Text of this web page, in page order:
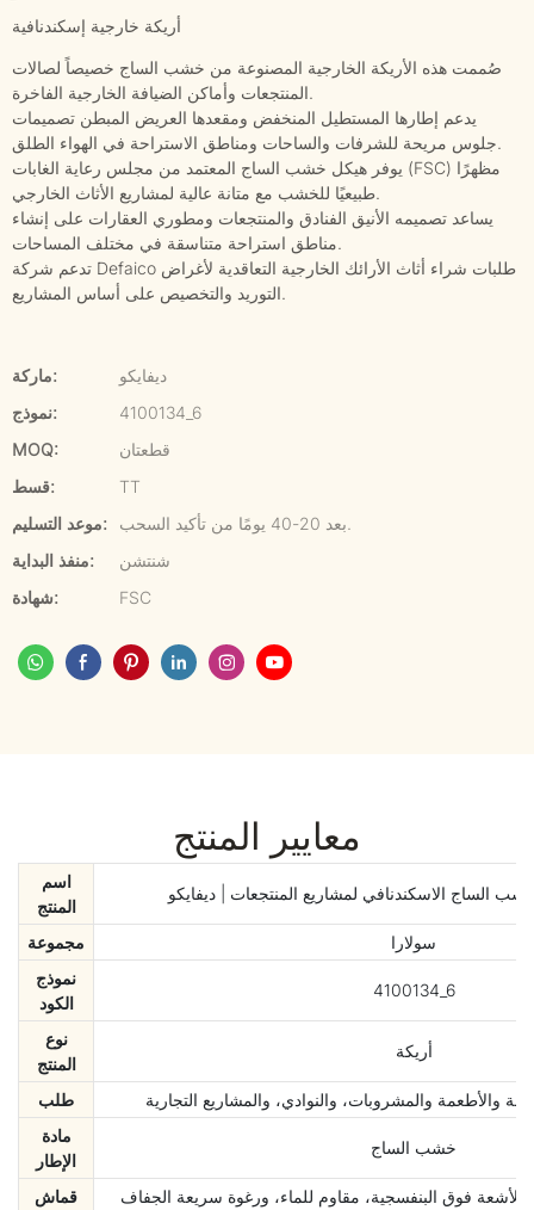
أريكة خارجية إسكندنافية
صُممت هذه الأريكة الخارجية المصنوعة من خشب الساج خصيصاً لصالات
المنتجعات وأماكن الضيافة الخارجية الفاخرة.
يدعم إطارها المستطيل المنخفض ومقعدها العريض المبطن تصميمات
جلوس مريحة للشرفات والساحات ومناطق الاستراحة في الهواء الطلق.
يوفر هيكل خشب الساج المعتمد من مجلس رعاية الغابات (FSC) مظهرًا
طبيعيًا للخشب مع متانة عالية لمشاريع الأثاث الخارجي.
يساعد تصميمه الأنيق الفنادق والمنتجعات ومطوري العقارات على إنشاء
مناطق استراحة متناسقة في مختلف المساحات.
تدعم شركة Defaico طلبات شراء أثاث الأرائك الخارجية التعاقدية لأغراض
التوريد والتخصيص على أساس المشاريع.
ماركة:
ديفايكو
نموذج:
4100134_6
MOQ:
قطعتان
قسط:
TT
موعد التسليم:
منفذ البداية:
شنتشن
شهادة:
FSC
معايير المنتج
اسم
المنتج
الساج الاسكندنافي لمشاريع المنتجعات | ديفايكو
مجموعة
سولارا
نموذج
الكود
4100134_6
نوع
المنتج
أريكة
طلب
والأطعمة والمشروبات، والنوادي، والمشاريع التجارية
مادة
الإطار
خشب الساج
قماش
فوق البنفسجية، مقاوم للماء، ورغوة سريعة الجفاف